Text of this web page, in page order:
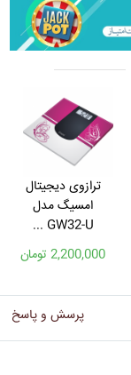
ترازوی دیجیتال
امسیگ مدل
GW32-U ...
2,200,000 تومان
پرسش و پاسخ